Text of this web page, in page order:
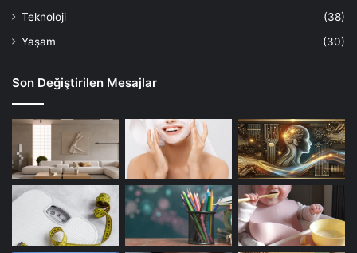
Teknoloji
(38)
Yaşam
(30)
Son Değiştirilen Mesajlar